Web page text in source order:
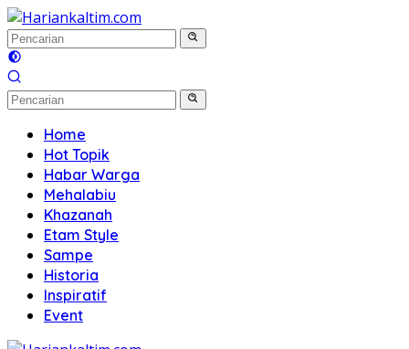
Langsung
ke
konten
Home
Hot Topik
Habar Warga
Mehalabiu
Khazanah
Etam Style
Sampe
Historia
Inspiratif
Event